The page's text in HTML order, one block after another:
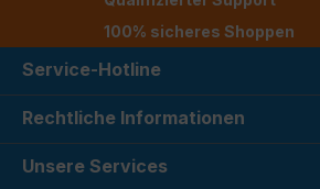
100% sicheres Shoppen
Service-Hotline
Rechtliche Informationen
Unsere Services